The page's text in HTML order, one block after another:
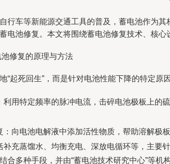
行车等新能源交通工具的普及，蓄电池作为
池修复。本文将围绕蓄电池修复技术、核心
修复的原理与方法
“起死回生”，而是针对电池性能下降的特定原
利用特定频率的脉冲电流，击碎电池极板上的
：向电池电解液中添加活性物质，帮助溶解极
补充蒸馏水、均衡充电、深放电循环等，主要
合多种手段，并由“蓄电池技术研究中心”等机